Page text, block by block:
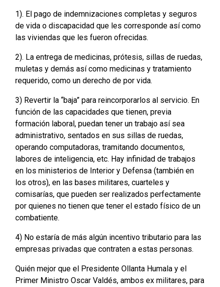
1). El pago de indemnizaciones completas y seguros
de vida o discapacidad que les corresponde así como
las viviendas que les fueron ofrecidas.
2). La entrega de medicinas, prótesis, sillas de ruedas,
muletas y demás así como medicinas y tratamiento
requerido, como un derecho de por vida.
3) Revertir la “baja” para reincorporarlos al servicio. En
función de las capacidades que tienen, previa
formación laboral, puedan tener un trabajo así sea
administrativo, sentados en sus sillas de ruedas,
operando computadoras, tramitando documentos,
labores de inteligencia, etc. Hay infinidad de trabajos
en los ministerios de Interior y Defensa (también en
los otros), en las bases militares, cuarteles y
comisarías, que pueden ser realizados perfectamente
por quienes no tienen que tener el estado físico de un
combatiente.
4) No estaría de más algún incentivo tributario para las
empresas privadas que contraten a estas personas.
Quién mejor que el Presidente Ollanta Humala y el
Primer Ministro Oscar Valdés, ambos ex militares, para